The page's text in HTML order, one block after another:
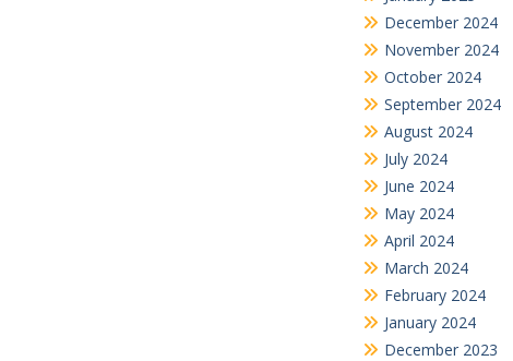
December 2024
November 2024
October 2024
September 2024
August 2024
July 2024
June 2024
May 2024
April 2024
March 2024
February 2024
January 2024
December 2023